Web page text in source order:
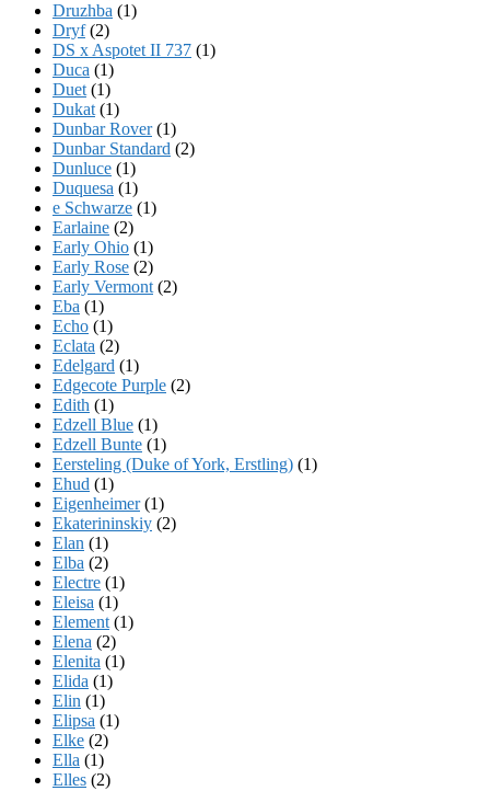
Druzhba (1)
Dryf(2)
DS x Aspotet II 737 (1)
Duca (1)
Duet (1)
Dukat (1)
Dunbar Rover(1)
Dunbar Standard (2)
Dunluce (1)
Duquesa (1)
e Schwarze (1)
Earlaine (2)
Early Ohio (1)
Early Rose (2)
Early Vermont (2)
Eba (1)
Echo (1)
Eclata (2)
Edelgard (1)
Edgecote Purple (2)
Edith (1)
Edzell Blue (1)
Edzell Bunte (1)
Eersteling (Duke of York, Erstling) (1)
Ehud (1)
Eigenheimer(1)
Ekaterininskiy (2)
Elan (1)
Elba (2)
Electre (1)
Eleisa (1)
Element (1)
Elena (2)
Elenita (1)
Elida (1)
Elin (1)
Elipsa (1)
Elke (2)
Ella (1)
Elles (2)